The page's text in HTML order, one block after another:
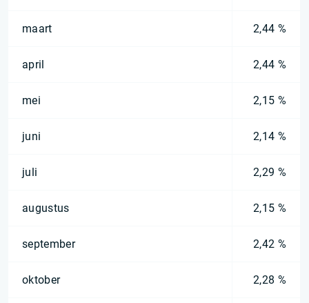
maart 2,44 %
april 2,44 %
mei 2,15 %
juni 2,14 %
juli 2,29 %
augustus 2,15 %
september 2,42 %
oktober 2,28 %